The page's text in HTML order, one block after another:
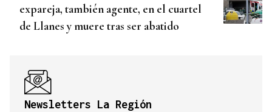
expareja, también agente, en el cuartel
de Llanes y muere tras ser abatido
Newsletters La Región